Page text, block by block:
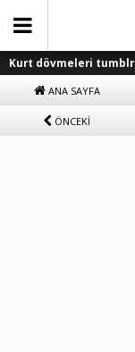
Kurt dövmeleri tumblr
ANA SAYFA
ÖNCEKİ